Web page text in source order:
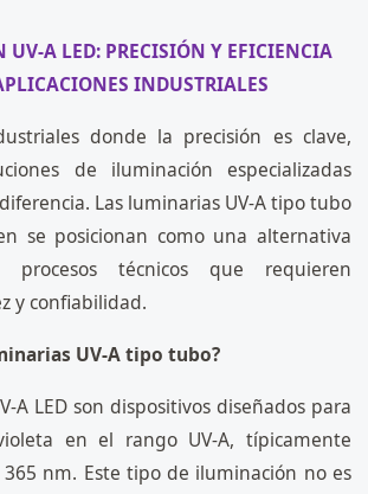
A LED: PRECISIÓN Y EFICIENCIA
INDUSTRIALES
donde la precisión es clave,
de iluminación especializadas
Las luminarias UV-A tipo tubo
se posicionan como una alternativa
procesos técnicos que requieren
y confiabilidad.
UV-A tipo tubo?
A LED son dispositivos diseñados para
en el rango UV-A, típicamente
nm. Este tipo de iluminación no es